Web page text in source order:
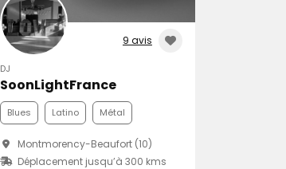
9 avis
DJ
SoonLightFrance
Blues Latino Métal
Montmorency-Beaufort (10)
Déplacement jusqu’à 300 kms